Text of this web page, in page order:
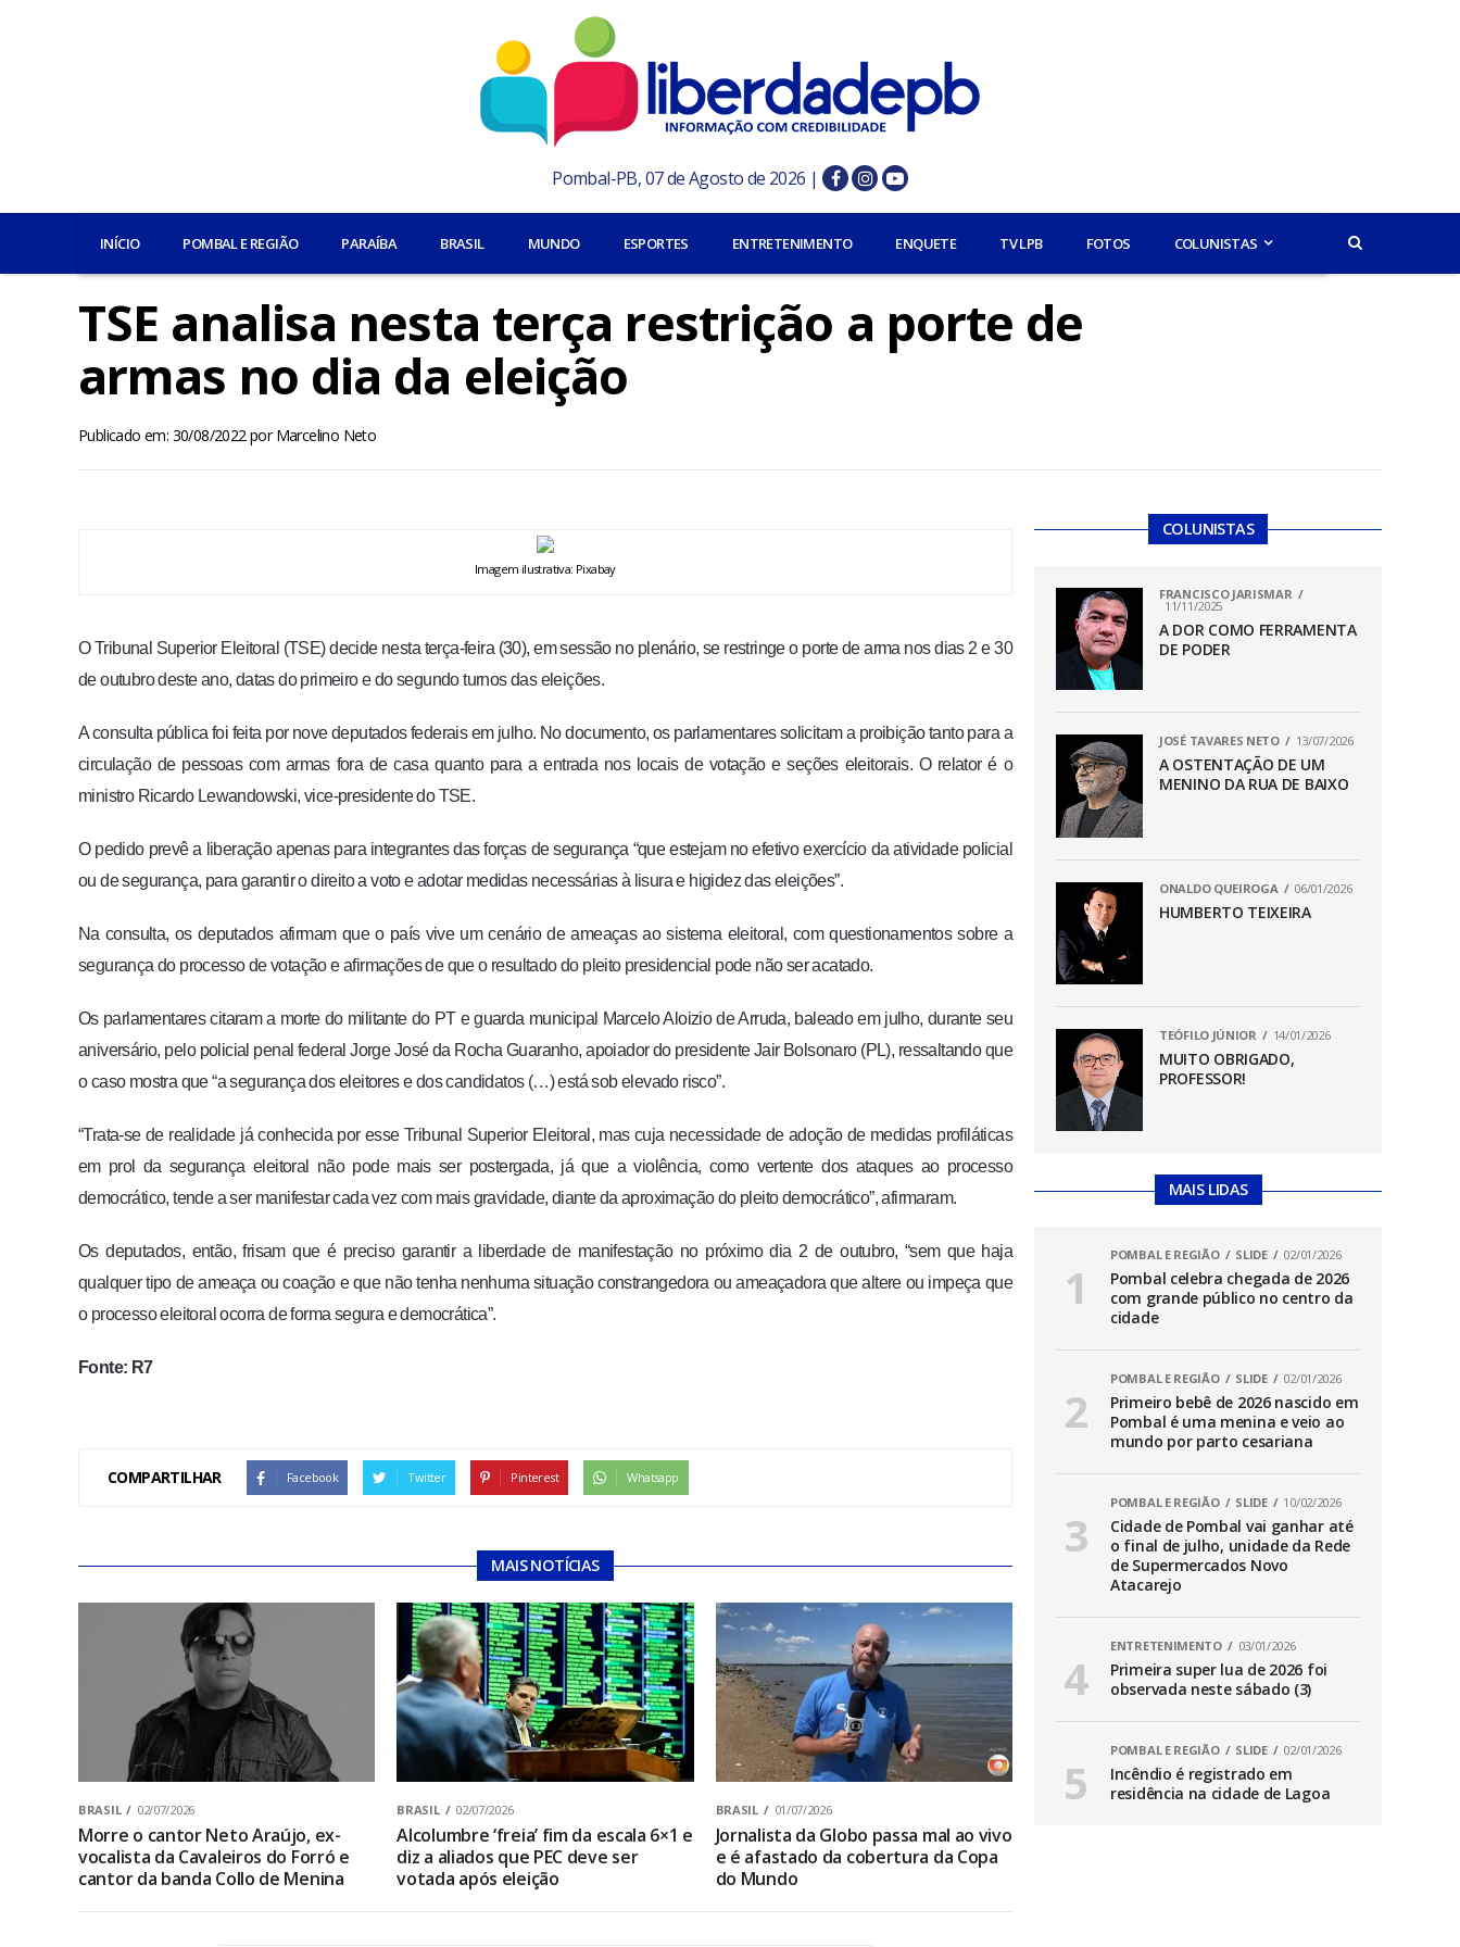
Pombal-PB, 07 de Agosto de 2026 |
INÍCIO POMBAL E REGIÃO PARAÍBA BRASIL MUNDO ESPORTES ENTRETENIMENTO ENQUETE TV LPB FOTOS COLUNISTAS
TSE analisa nesta terça restrição a porte de
armas no dia da eleição
Publicado em: 30/08/2022porMarcelino Neto
Imagem ilustrativa: Pixabay
O Tribunal Superior Eleitoral (TSE) decide nesta terça-feira (30), em sessão no plenário, se restringe o porte de arma nos dias 2 e 30
de outubro deste ano, datas do primeiro e do segundo turnos das eleições.
A consulta pública foi feita por nove deputados federais em julho. No documento, os parlamentares solicitam a proibição tanto para a
circulação de pessoas com armas fora de casa quanto para a entrada nos locais de votação e seções eleitorais. O relator é o
ministro Ricardo Lewandowski, vice-presidente do TSE.
O pedido prevê a liberação apenas para integrantes das forças de segurança “que estejam no efetivo exercício da atividade policial
ou de segurança, para garantir o direito a voto e adotar medidas necessárias à lisura e higidez das eleições”.
Na consulta, os deputados afirmam que o país vive um cenário de ameaças ao sistema eleitoral, com questionamentos sobre a
segurança do processo de votação e afirmações de que o resultado do pleito presidencial pode não ser acatado.
Os parlamentares citaram a morte do militante do PT e guarda municipal Marcelo Aloizio de Arruda, baleado em julho, durante seu
aniversário, pelo policial penal federal Jorge José da Rocha Guaranho, apoiador do presidente Jair Bolsonaro (PL), ressaltando que
o caso mostra que “a segurança dos eleitores e dos candidatos (…) está sob elevado risco”.
“Trata-se de realidade já conhecida por esse Tribunal Superior Eleitoral, mas cuja necessidade de adoção de medidas profiláticas
em prol da segurança eleitoral não pode mais ser postergada, já que a violência, como vertente dos ataques ao processo
democrático, tende a ser manifestar cada vez com mais gravidade, diante da aproximação do pleito democrático”, afirmaram.
Os deputados, então, frisam que é preciso garantir a liberdade de manifestação no próximo dia 2 de outubro, “sem que haja
qualquer tipo de ameaça ou coação e que não tenha nenhuma situação constrangedora ou ameaçadora que altere ou impeça que
o processo eleitoral ocorra de forma segura e democrática”.
Fonte: R7
COMPARTILHAR Facebook Twitter Pinterest Whatsapp
MAIS NOTÍCIAS
BRASIL 02/07/2026
Morre o cantor Neto Araújo, ex-
vocalista da Cavaleiros do Forró e
cantor da banda Collo de Menina
BRASIL 02/07/2026
Alcolumbre ‘freia’ fim da escala 6×1 e
diz a aliados que PEC deve ser
votada após eleição
BRASIL 01/07/2026
Jornalista da Globo passa mal ao vivo
e é afastado da cobertura da Copa
do Mundo
COLUNISTAS
FRANCISCO JARISMAR
11/11/2025
A DOR COMO FERRAMENTA
DE PODER
JOSÉ TAVARES NETO 13/07/2026
A OSTENTAÇÃO DE UM
MENINO DA RUA DE BAIXO
ONALDO QUEIROGA 06/01/2026
HUMBERTO TEIXEIRA
TEÓFILO JÚNIOR 14/01/2026
MUITO OBRIGADO,
PROFESSOR!
MAIS LIDAS
POMBAL E REGIÃO SLIDE 02/01/2026
Pombal celebra chegada de 2026
com grande público no centro da
cidade
POMBAL E REGIÃO SLIDE 02/01/2026
Primeiro bebê de 2026 nascido em
Pombal é uma menina e veio ao
mundo por parto cesariana
POMBAL E REGIÃO SLIDE 10/02/2026
Cidade de Pombal vai ganhar até
o final de julho, unidade da Rede
de Supermercados Novo
Atacarejo
ENTRETENIMENTO 03/01/2026
Primeira super lua de 2026 foi
observada neste sábado (3)
POMBAL E REGIÃO SLIDE 02/01/2026
Incêndio é registrado em
residência na cidade de Lagoa